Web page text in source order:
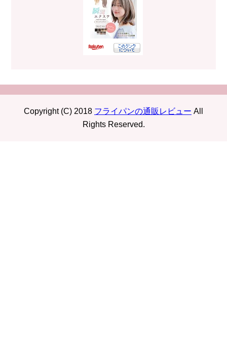
Copyright (C) 2018 フライパンの通販レビュー All
Rights Reserved.